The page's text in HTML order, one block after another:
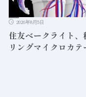
2026年8月5日
住友ベークライト
リングマイクロカ